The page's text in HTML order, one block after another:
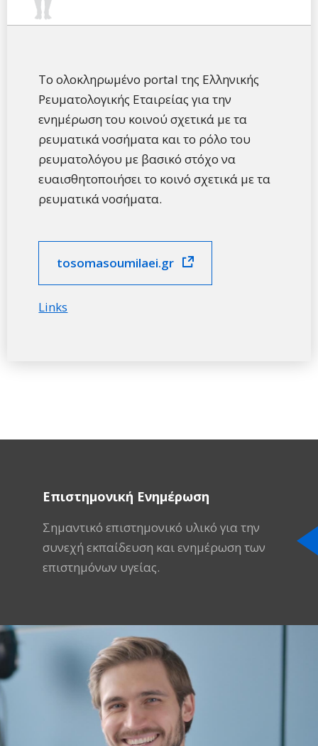
Το ολοκληρωμένο portal της Ελληνικής
Ρευματολογικής Εταιρείας για την
ενημέρωση του κοινού σχετικά με τα
ρευματικά νοσήματα και το ρόλο του
ρευματολόγου με βασικό στόχο να
ευαισθητοποιήσει το κοινό σχετικά με τα
ρευματικά νοσήματα.
tosomasoumilaei.gr
Links
Επιστημονική Ενημέρωση
Σημαντικό επιστημονικό υλικό για την
συνεχή εκπαίδευση και ενημέρωση των
επιστημόνων υγείας.